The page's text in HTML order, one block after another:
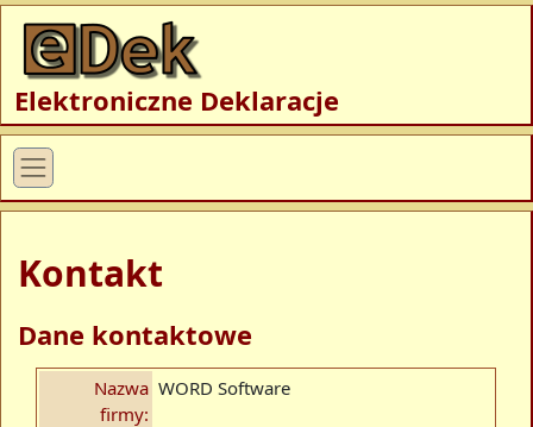
Elektroniczne Deklaracje
Kontakt
Dane kontaktowe
Nazwa
firmy:
WORD Software